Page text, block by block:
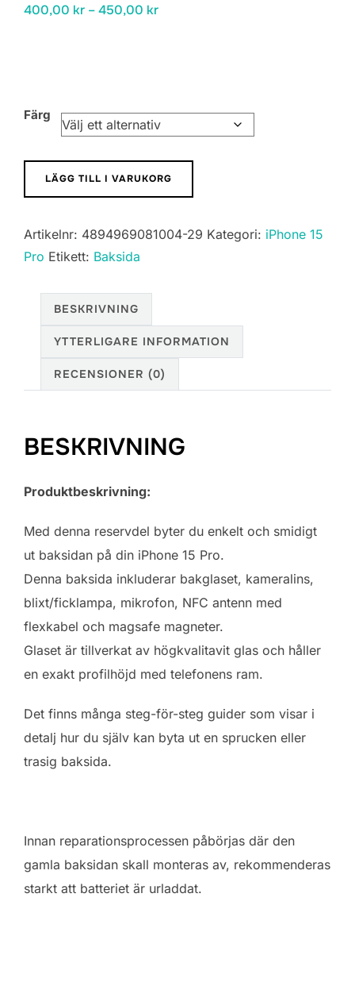
400,00 kr –450,00 krPrisintervall:
Färg
iPhone
15
Baksida
Glas
mängd
LÄGG TILL I VARUKORG
Artikelnr: 4894969081004-29 Kategori: iPhone 15
Pro Etikett: Baksida
BESKRIVNING
YTTERLIGARE INFORMATION
RECENSIONER (0)
BESKRIVNING
Produktbeskrivning:
Med denna reservdel byter du enkelt och smidigt
ut baksidan på din iPhone 15 Pro.
Denna baksida inkluderar bakglaset, kameralins,
blixt/ficklampa, mikrofon, NFC antenn med
flexkabel och magsafe magneter.
Glaset är tillverkat av högkvalitavit glas och håller
en exakt profilhöjd med telefonens ram.
Det finns många steg-för-steg guider som visar i
detalj hur du själv kan byta ut en sprucken eller
trasig baksida.
Innan reparationsprocessen påbörjas där den
gamla baksidan skall monteras av, rekommenderas
starkt att batteriet är urladdat.